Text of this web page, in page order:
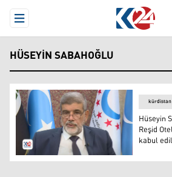
Open Menu
HÜSEYIN SABAHOĞLU
Türkmen Adalet Partisi (TAP)
kürdistan
Hüseyin
Reşid
kabul